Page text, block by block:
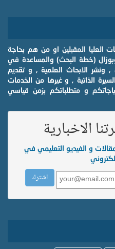
العليا المقبلين او من هم بحاجة
(خطة البحث) والمساعدة في
ونشر الابحاث العلمية , و تقديم
الذاتية , و غيرها من الخدمات
و متطلباتكم بزمن قياسي
الاخبارية
و الفيديو التعليمي في